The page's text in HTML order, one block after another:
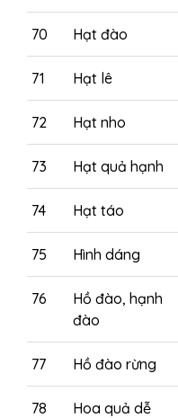
70 Hạt đào
71 Hạt lê
72 Hạt nho
73 Hạt quả hạnh
74 Hạt táo
75 Hình dáng
76
Hồ đào, hạnh
đào
77 Hồ đào rừng
78
Hoa quả dễ